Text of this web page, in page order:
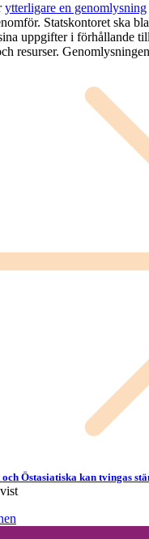
ytterligare en genomlysning
Statskontoret ska
uppgifter i förhållande
resurser.
Östasiatiska kan tvingas